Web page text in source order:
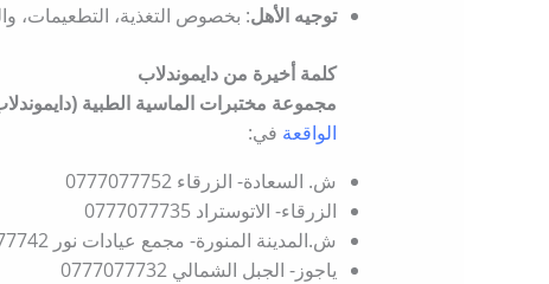
توجيه الأهل: بخصوص التغذية، التطعيمات،
كلمة أخيرة من دايموندلاب
مجموعة مختبرات الماسية الطبية
الواقعة في:
ش. السعادة- الزرقاء 0777077752
الزرقاء- الاتوستراد 0777077735
ش.المدينة المنورة- مجمع عيادات نور 0777077742
ياجوز- الجبل الشمالي 0777077732